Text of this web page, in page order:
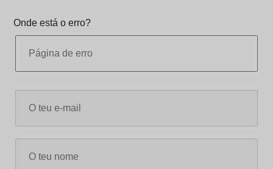
Onde está o erro?